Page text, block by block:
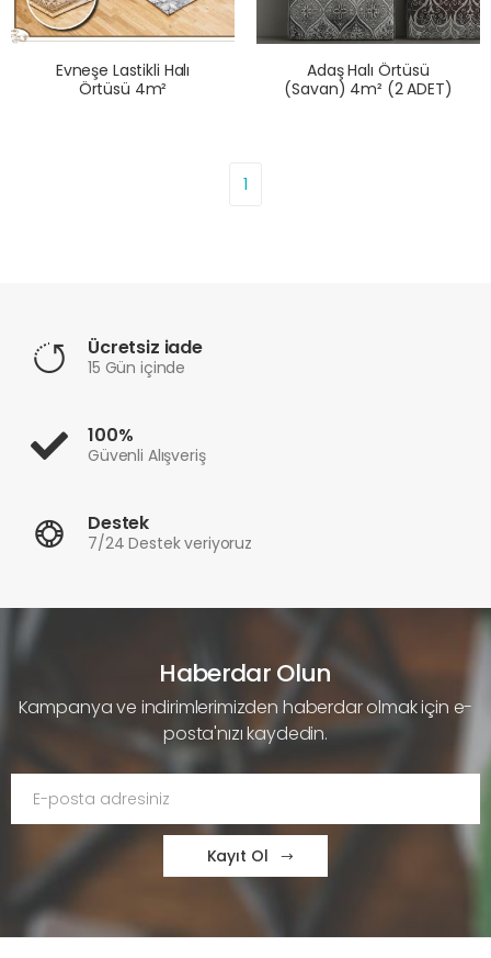
Evneşe Lastikli Halı
Örtüsü 4m²
Adaş Halı Örtüsü
(Savan) 4m² (2 ADET)
1
Ücretsiz iade
15 Gün içinde
100%
Güvenli Alışveriş
Destek
7/24 Destek veriyoruz
Haberdar Olun
Kampanya ve indirimlerimizden haberdar olmak için e-
posta'nızı kaydedin.
Kayıt Ol